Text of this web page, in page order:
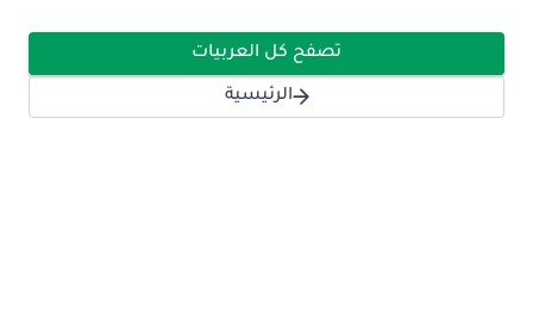
تصفح كل العربيات
الرئيسية